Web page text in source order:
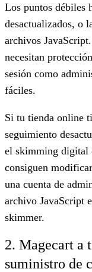
Los puntos débiles
desactualizados, o
archivos
necesitan
sesión como
fáciles.
Si tu tienda online
seguimiento
el skimming digital
consiguen
una cuenta de
archivo JavaScript
skimmer.
2. Magecart a
suministro de